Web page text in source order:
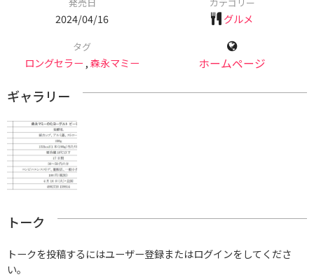
2024/04/16 グルメ
タグ
ロングセラー ,森永マミー ホームページ
ギャラリー
トーク
トークを投稿するにはユーザー登録またはログインをしてくださ
い。